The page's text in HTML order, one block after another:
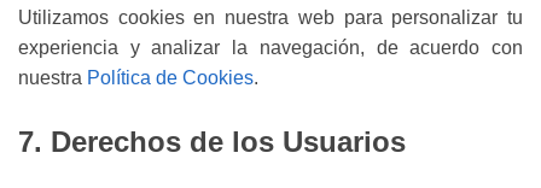
Utilizamos cookies en nuestra web para personalizar tu
experiencia y analizar la navegación, de acuerdo con
nuestra Política de Cookies.
7. Derechos de los Usuarios